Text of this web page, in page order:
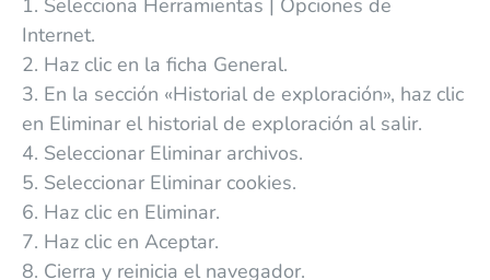
1. Selecciona Herramientas | Opciones de
Internet.
2. Haz clic en la ficha General.
3. En la sección «Historial de exploración», haz clic
en Eliminar el historial de exploración al salir.
4. Seleccionar Eliminar archivos.
5. Seleccionar Eliminar cookies.
6. Haz clic en Eliminar.
7. Haz clic en Aceptar.
8. Cierra y reinicia el navegador.